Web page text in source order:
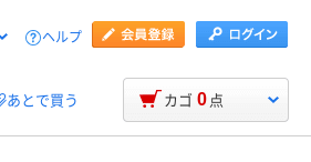
ヘルプ
あとで買う カゴ 0 点